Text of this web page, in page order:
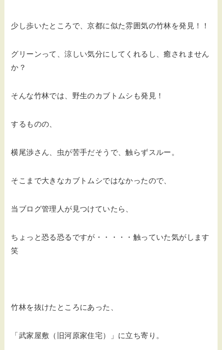
少し歩いたところで、京都に似た雰囲気の竹林を発見！！
グリーンって、涼しい気分にしてくれるし、癒されません
か？
そんな竹林では、野生のカブトムシも発見！
するものの、
横尾渉さん、虫が苦手だそうで、触らずスルー。
そこまで大きなカブトムシではなかったので、
当ブログ管理人が見つけていたら、
ちょっと恐る恐るですが・・・・・触っていた気がします
笑
竹林を抜けたところにあった、
「武家屋敷（旧河原家住宅）」に立ち寄り。